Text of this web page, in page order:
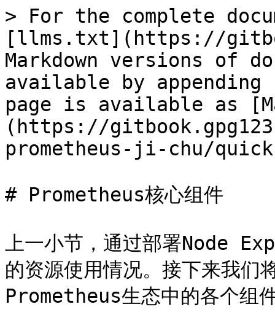
> For the complete
[llms.txt](https://
Markdown versions of
available by
page is available as
(https://
prometheus-ji-chu/
# Prometheus核心组件
上一小节，通过部署Node
的资源使用情况。接下来我
Prometheus生态中的各个组